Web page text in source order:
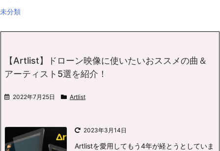
未分類
【Artlist】ドローン映像に使いたいおススメの曲＆
アーティスト5選を紹介！
2022年7月25日 Artlist
2023年3月14日
Artlistを愛用してもう4年が経とうとしていま